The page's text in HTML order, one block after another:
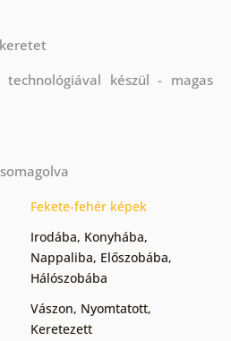
készül - magas
Fekete-fehér képek
Irodába, Konyhába,
Nappaliba, Előszobába,
Hálószobába
Vászon, Nyomtatott,
Keretezett